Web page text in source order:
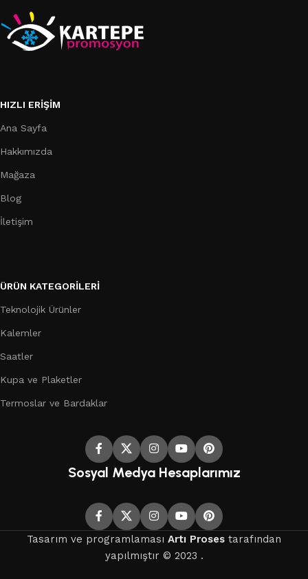
HIZLI ERIŞIM
Ana Sayfa
Hakkımızda
Mağaza
Blog
İletişim
ÜRÜN KATEGORILERI
Teknolojik Ürünler
Kalemler
Saatler
Kupa ve Plaketler
Termoslar ve Bardaklar
Sosyal Medya Hesaplarımız
Tasarım ve programlaması Artı Proses tarafından
yapılmıştır © 2023 .